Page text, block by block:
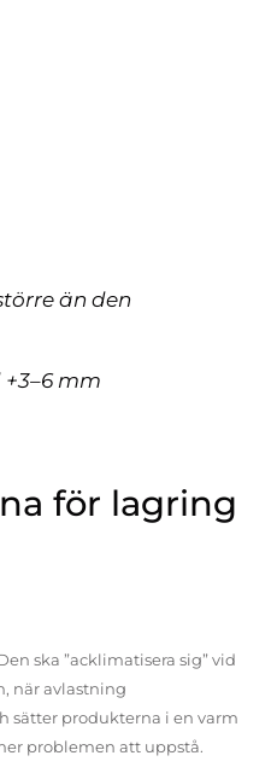
än den
mm
för lagring
ska ”acklimatisera sig” vid
när avlastning
sätter produkterna i en varm
problemen att uppstå.